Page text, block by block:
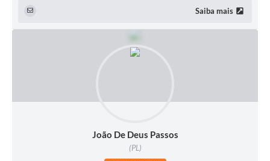
Saiba mais
João De Deus Passos
(PL)